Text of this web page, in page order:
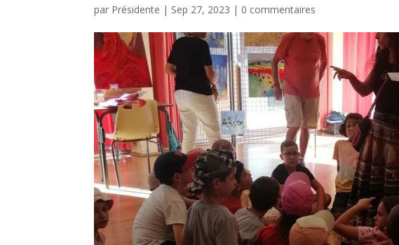
par Présidente | Sep 27, 2023 | 0 commentaires